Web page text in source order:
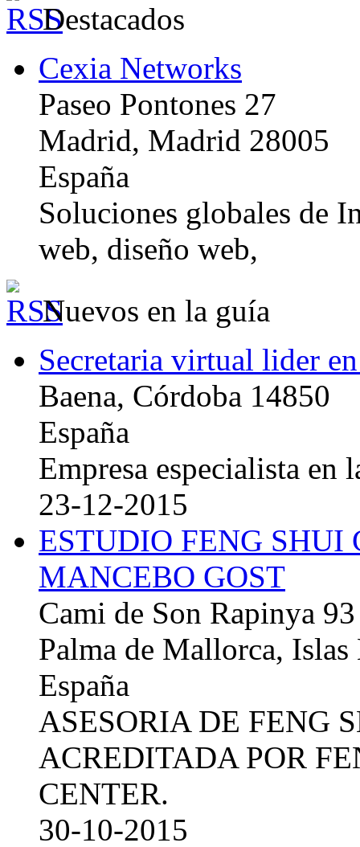
Destacados
Cexia Networks
Paseo Pontones 27
Madrid, Madrid 28005
España
Soluciones globales de
web, diseño web,
Nuevos en la guía
Secretaria virtual lider
Baena, Córdoba 14850
España
Empresa especialista en
23-12-2015
ESTUDIO FENG
MANCEBO GOST
Cami de Son Rapinya 93
Palma de Mallorca, Islas
España
ASESORIA DE FENG
ACREDITADA POR
CENTER.
30-10-2015